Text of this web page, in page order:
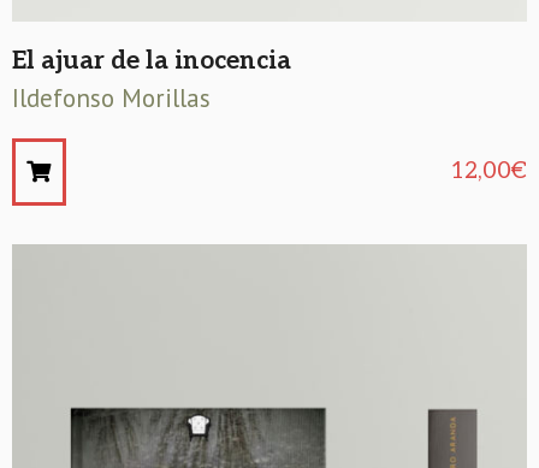
El ajuar de la inocencia
Ildefonso Morillas
12,00€